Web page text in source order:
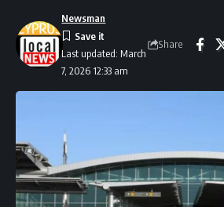
Last updated: March
7, 2026 12:33 am
Newsman
Share